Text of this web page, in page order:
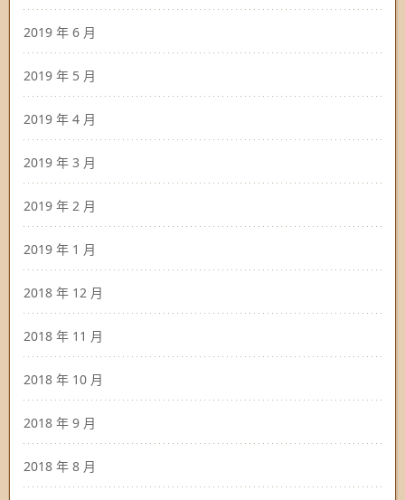
2019 年 6 月
2019 年 5 月
2019 年 4 月
2019 年 3 月
2019 年 2 月
2019 年 1 月
2018 年 12 月
2018 年 11 月
2018 年 10 月
2018 年 9 月
2018 年 8 月